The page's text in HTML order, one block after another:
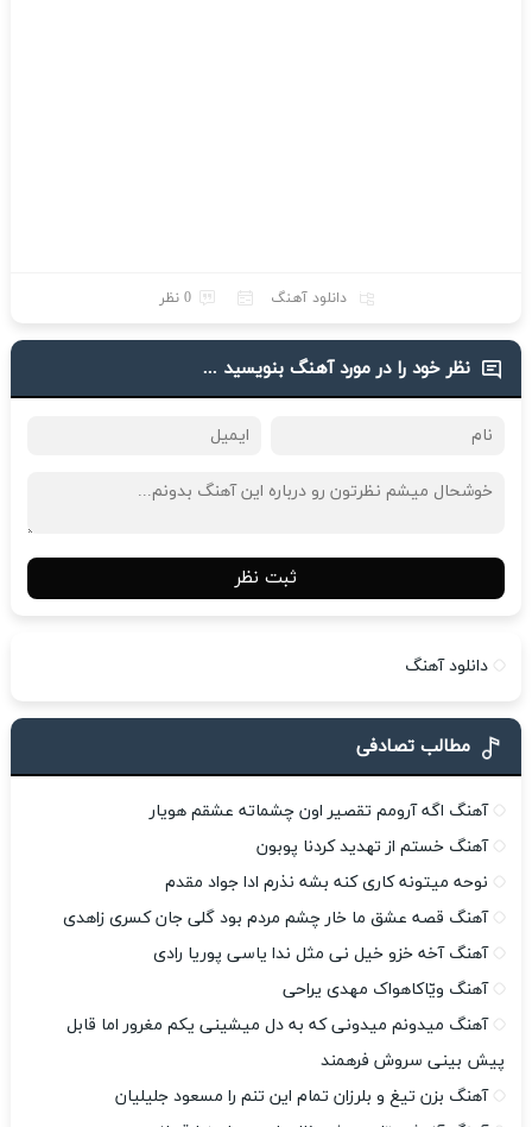
دانلود آهنگ 0 نظر
نظر خود را در مورد آهنگ بنویسید ...
ثبت نظر
دانلود آهنگ
مطالب تصادفی
آهنگ اگه آرومم تقصیر اون چشماته عشقم هویار
آهنگ خستم از تهدید کردنا پوبون
نوحه میتونه کاری کنه بشه نذرم ادا جواد مقدم
آهنگ قصه عشق ما خار چشم مردم بود گلی جان کسری زاهدی
آهنگ آخه خزو خیل نی مثل ندا یاسی پوریا رادی
آهنگ ویّاکاهواک مهدی یراحی
آهنگ میدونم میدونی که به دل میشینی یکم مغرور اما قابل
پیش بینی سروش فرهمند
آهنگ بزن تیغ و بلرزان تمام این تنم را مسعود جلیلیان